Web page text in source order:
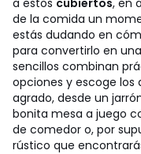
a estos cubiertos, en
de la comida un
estás dudando en
para convertirlo en
sencillos combinan
opciones y escoge
agrado, desde un
bonita mesa a juego
de comedor o, por
rústico que